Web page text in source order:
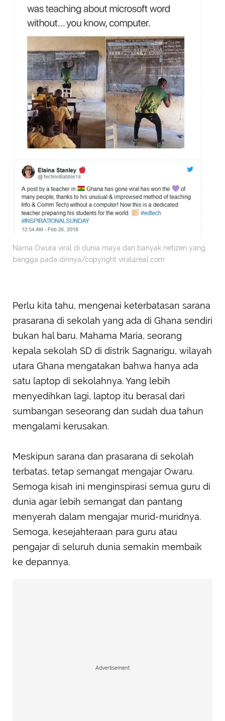
Nama Owura viral di dunia maya dan banyak netizen yang
bangga pada dirinya/copyright viral4real.com
Perlu kita tahu, mengenai keterbatasan sarana
prasarana di sekolah yang ada di Ghana sendiri
bukan hal baru. Mahama Maria, seorang
kepala sekolah SD di distrik Sagnarigu, wilayah
utara Ghana mengatakan bahwa hanya ada
satu laptop di sekolahnya. Yang lebih
menyedihkan lagi, laptop itu berasal dari
sumbangan seseorang dan sudah dua tahun
mengalami kerusakan.
Meskipun sarana dan prasarana di sekolah
terbatas, tetap semangat mengajar Owaru.
Semoga kisah ini menginspirasi semua guru di
dunia agar lebih semangat dan pantang
menyerah dalam mengajar murid-muridnya.
Semoga, kesejahteraan para guru atau
pengajar di seluruh dunia semakin membaik
ke depannya.
Advertisement